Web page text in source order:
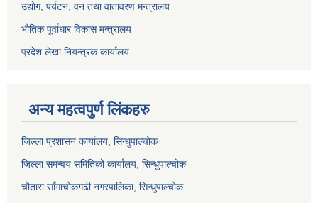
उद्योग, पर्यटन, वन तथा वातावरण मन्त्रालय
भौतिक पूर्वाधार विकास मन्त्रालय
प्रदेश लेखा नियन्त्रक कार्यालय
अन्य महत्वपुर्ण लिंकहरु
जिल्ला प्रशासन कार्यालय, सिन्धुपाल्चोक
जिल्ला समन्वय समितिको कार्यालय, सिन्धुपाल्चोक
चौतारा साँगाचोकगढी नगरपालिका, सिन्धुपाल्चोक